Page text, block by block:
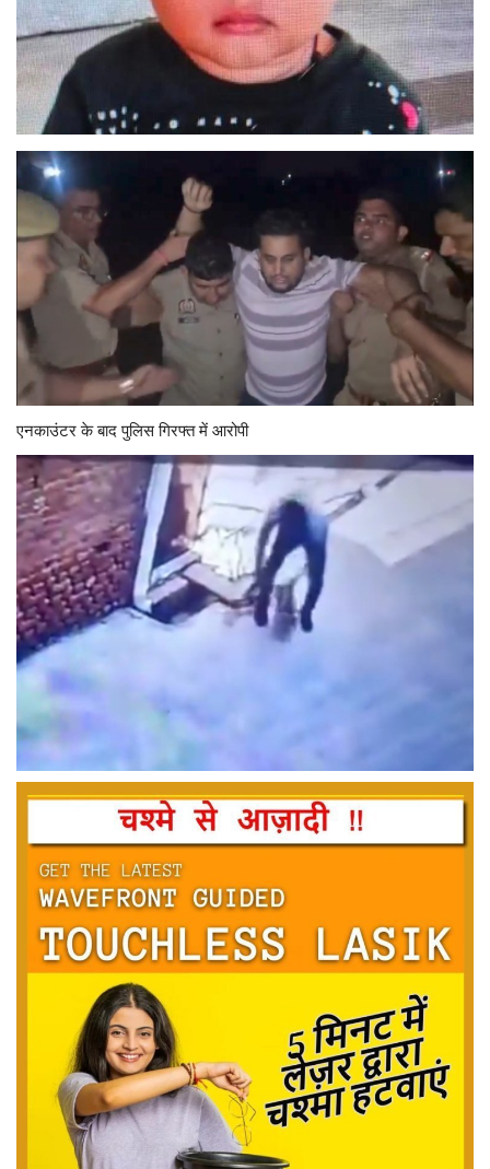
राशिफल
खेल
बिजनेस
फोटो
वीडियो
एनकाउंटर के बाद पुलिस गिरफ्त में आरोपी